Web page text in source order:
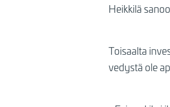
Heikkilä
Toisaalta
vedystä ole